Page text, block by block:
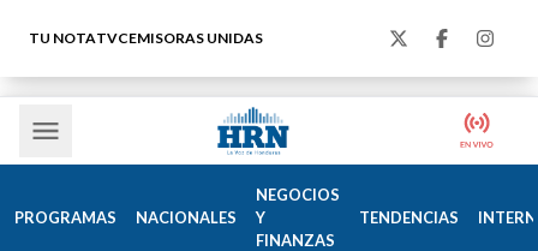
TU NOTATVCEMISORAS UNIDAS
PROGRAMAS NACIONALES
NEGOCIOS
Y
FINANZAS
TENDENCIAS